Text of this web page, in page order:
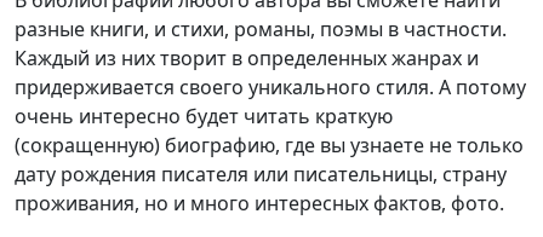
разные книги, и стихи, романы, поэмы в частности.
Каждый из них творит в определенных жанрах и
придерживается своего уникального стиля. А потому
очень интересно будет читать краткую
(сокращенную) биографию, где вы узнаете не только
дату рождения писателя или писательницы, страну
проживания, но и много интересных фактов, фото.